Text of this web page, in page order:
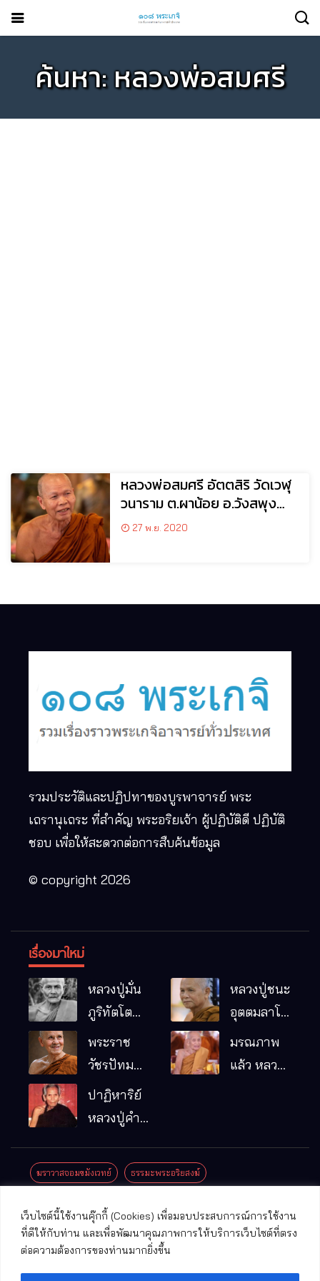
เว็บไซต์นี้ใช้งานคุ๊กกี้ (Cookies) เพื่อมอบประสบการณ์การใช้งาน
ที่ดีให้กับท่าน และเพื่อพัฒนาคุณภาพการให้บริการเว็บไซต์ที่ตรง
ต่อความต้องการของท่านมากยิ่งขึ้น
ค้นหา: หลวงพ่อสมศรี
หลวงพ่อสมศรี อัตตสิริ วัดเวฬุ
วนาราม ต.ผาน้อย อ.วังสพุง
จ.เลย
27 พ.ย. 2020
รวมประวัติและปฏิปทาของบูรพาจารย์ พระ
เถรานุเถระ ที่สำคัญ พระอริยเจ้า ผู้ปฏิบัติดี ปฏิบัติ
ชอบ เพื่อให้สะดวกต่อการสืบค้นข้อมูล
© copyright 2026
เรื่องมาใหม่
หลวงปู่มั่น
ภูริทัตโต
พระอริยเจ้า
ผู้เป็นบิดา
รมฐาน
หลวงปู่ชนะ
อุตตมลาโภ
หมากอื๋อ
พระราช
วัชรปัทม
คุณ (หลวง
ปู่บัวเกตุ
แล้ว วัดป่า
อ.แม่ริม
จ.เชียงใหม่
มรณภาพ
แล้ว หลวง
ปาฏิหาริย์
หลวงปู่คำ
มณี
ฆราวาสจอมขมังเวทย์ ธรรมะพระอริยสงฆ์
ปาฏิหาริย์พระเครื่อง
พระพุทธรูปศักดิ์สิทธิ์ วัดที่สําคัญ